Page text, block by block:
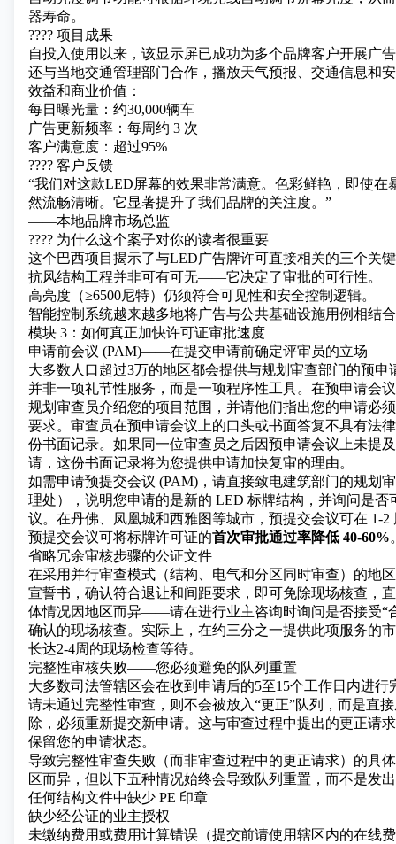
器寿命。
???? 项目成果
自投入使用以来，该显示屏已成功为多个品牌客户开展广
还与当地交通管理部门合作，播放天气预报、交通信息和
效益和商业价值：
每日曝光量：约30,000辆车
广告更新频率：每周约 3 次
客户满意度：超过95%
???? 客户反馈
“我们对这款LED屏幕的效果非常满意。色彩鲜艳，即使在
然流畅清晰。它显著提升了我们品牌的关注度。”
——本地品牌市场总监
???? 为什么这个案子对你的读者很重要
这个巴西项目揭示了与LED广告牌许可直接相关的三个关
抗风结构工程并非可有可无——它决定了审批的可行性。
高亮度（≥6500尼特）仍须符合可见性和安全控制逻辑。
智能控制系统越来越多地将广告与公共基础设施用例相结合
模块 3：如何真正加快许可证审批速度
申请前会议 (PAM)——在提交申请前确定评审员的立场
大多数人口超过3万的地区都会提供与规划审查部门的预申
并非一项礼节性服务，而是一项程序性工具。在预申请会
规划审查员介绍您的项目范围，并请他们指出您的申请必
要求。审查员在预申请会议上的口头或书面答复不具有法
份书面记录。如果同一位审查员之后因预申请会议上未提
请，这份书面记录将为您提供申请加快复审的理由。
如需申请预提交会议 (PAM)，请直接致电建筑部门的规划
理处），说明您申请的是新的 LED 标牌结构，并询问是否
议。在丹佛、凤凰城和西雅图等城市，预提交会议可在 1-2
预提交会议可将标牌许可证的首次审批通过率降低 40-60%
省略冗余审核步骤的公证文件
在采用并行审查模式（结构、电气和分区同时审查）的地
宣誓书，确认符合退让和间距要求，即可免除现场核查，
体情况因地区而异——请在进行业主咨询时询问是否接受“
确认的现场核查。实际上，在约三分之一提供此项服务的
长达2-4周的现场检查等待。
完整性审核失败——您必须避免的队列重置
大多数司法管辖区会在收到申请后的5至15个工作日内进行
请未通过完整性审查，则不会被放入“更正”队列，而是直
除，必须重新提交新申请。这与审查过程中提出的更正请
保留您的申请状态。
导致完整性审查失败（而非审查过程中的更正请求）的具
区而异，但以下五种情况始终会导致队列重置，而不是发
任何结构文件中缺少 PE 印章
缺少经公证的业主授权
未缴纳费用或费用计算错误（提交前请使用辖区内的在线